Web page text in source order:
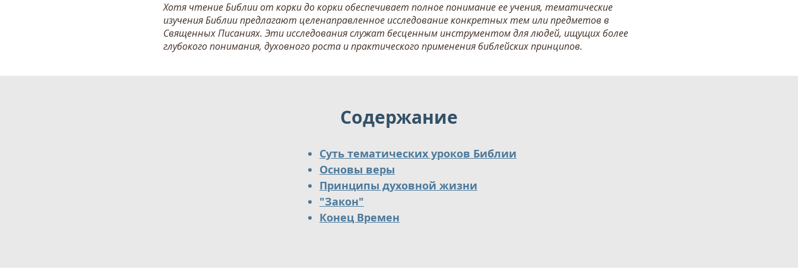
Хотя чтение Библии от корки до корки обеспечивает полное понимание ее учения, тематические
изучения Библии предлагают целенаправленное исследование конкретных тем или предметов в
Священных Писаниях. Эти исследования служат бесценным инструментом для людей, ищущих более
глубокого понимания, духовного роста и практического применения библейских принципов.
Содержание
Суть тематических уроков Библии
Основы веры
Принципы духовной жизни
"Закон"
Конец Времен